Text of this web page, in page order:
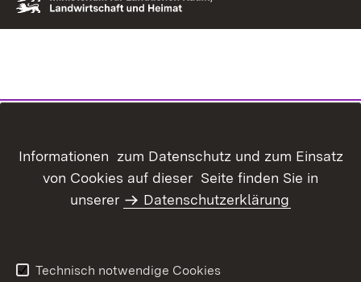
Informationen zum Datenschutz und zum Einsatz
von Cookies auf dieser Seite finden Sie in
unserer
Datenschutzerklärung
Technisch notwendige Cookies